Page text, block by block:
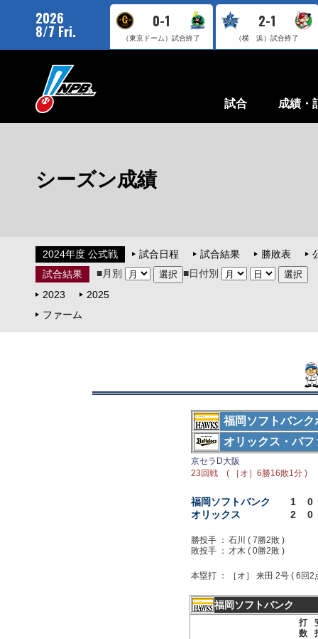
2026
8/7 Fri.
0-1
（東京ドーム）試合終了
2-1
（横 浜）試合終了
試合 成績・
シーズン成績
2024年度 公式戦 試合日程 試合結果 勝敗表
試合結果
■月別
■日付別
2023
2025
ファーム
福岡ソフトバンク
オリックス・バフ
京セラD大阪
23回戦 ( ［オ］6勝16敗1分 )
福岡ソフトバンク 1
0
オリックス
2 0
勝投手 ： 石川 ( 7勝2敗 )
敗投手 ： 才木 ( 0勝2敗 )
本塁打 ： ［オ］ 来田 2号 ( 6回2
福岡ソフトバンク
打
数